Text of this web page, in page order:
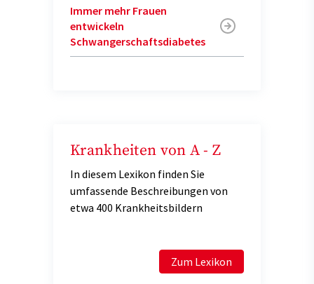
Immer mehr Frauen
entwickeln
Schwangerschaftsdiabetes
Krankheiten von A - Z
In diesem Lexikon finden Sie
umfassende Beschreibungen von
etwa 400 Krankheitsbildern
Zum Lexikon